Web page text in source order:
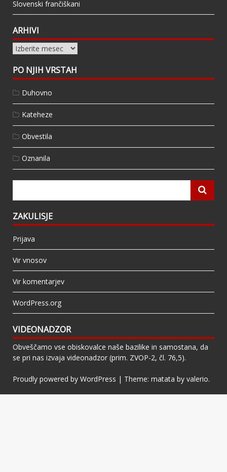
Slovenski frančiškani
ARHIVI
Arhivi
PO NJIH VRSTAH
Duhovno
Kateheze
Obvestila
Oznanila
ZAKULISJE
Prijava
Vir vnosov
Vir komentarjev
WordPress.org
VIDEONADZOR
Obveščamo vse obiskovalce naše bazilike in samostana, da
se pri nas izvaja videonadzor (prim. ZVOP-2, čl. 76,5).
Proudly powered by WordPress | Theme: matata by valerio.